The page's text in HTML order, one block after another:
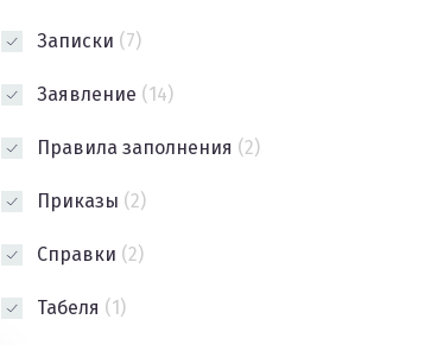
Записки (7)
Заявление (14)
Правила заполнения (2)
Приказы (2)
Справки (2)
Табеля (1)